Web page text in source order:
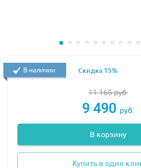
11 165руб.
9 490 руб.
В корзину
Купить в один
В наличии Скидка 15%